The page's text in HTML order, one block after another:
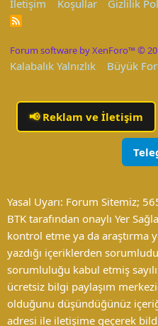
İletişim
Koşullar Gizlilik
R
Forum software by XenForo™ ©
Kalabalık Yalnızlık Büyük
📢Reklam ve İletişim
Yasal Uyarı: Forum Sitemiz;
BTK tarafından onaylı Yer
kontrol etme ya da araştırma
yazdığı içeriklerden
sorumluluğu kabul etmiş
ücretsiz bilgi paylaşım
olduğunu düşündüğünüz
adresi ile iletişime geçerek